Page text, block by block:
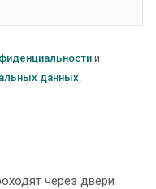
и
данных
через двери